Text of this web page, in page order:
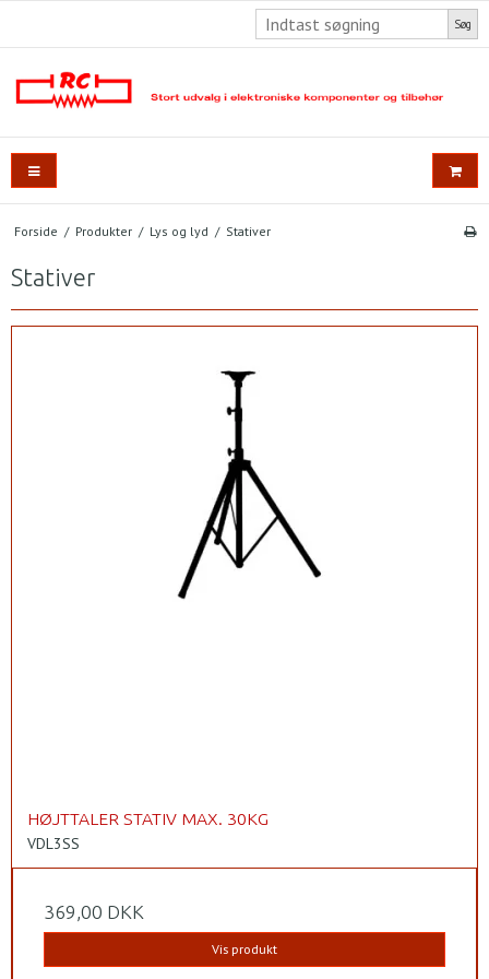
Søg
Forside / Produkter / Lys og lyd / Stativer
Stativer
HØJTTALER STATIV MAX. 30KG
VDL3SS
369,00 DKK
Vis produkt